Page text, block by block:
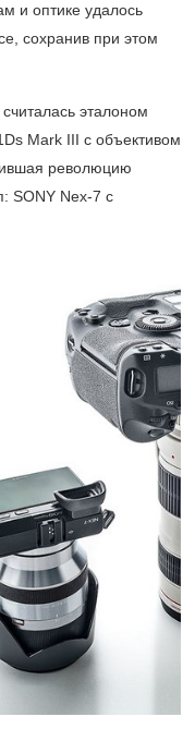
и оптике удалось
сохранив при этом
эталоном
Mark III с объективом
революцию
SONY Nex-7 с